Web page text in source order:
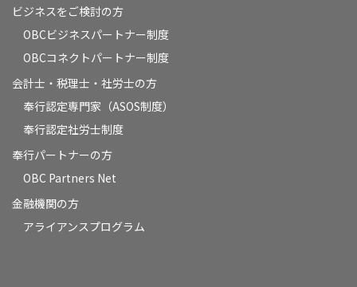
ビジネスをご検討の方
OBCビジネスパートナー制度
OBCコネクトパートナー制度
会計士・税理士・社労士の方
奉行認定専門家（ASOS制度）
奉行認定社労士制度
奉行パートナーの方
OBC Partners Net
金融機関の方
アライアンスプログラム